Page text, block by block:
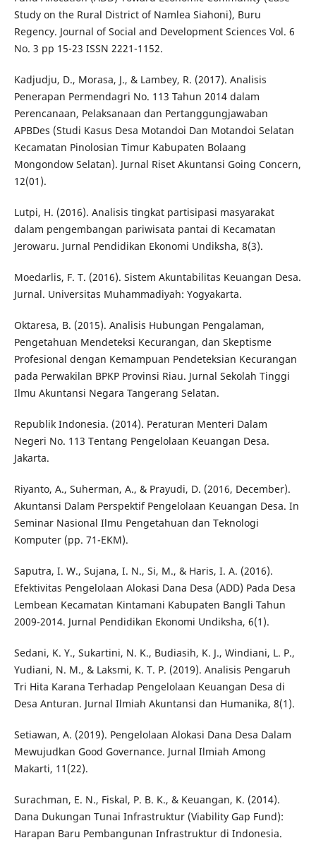
Study on the Rural District of Namlea Siahoni), Buru
Regency. Journal of Social and Development Sciences Vol. 6
No. 3 pp 15-23 ISSN 2221-1152.
Kadjudju, D., Morasa, J., & Lambey, R. (2017). Analisis
Penerapan Permendagri No. 113 Tahun 2014 dalam
Perencanaan, Pelaksanaan dan Pertanggungjawaban
APBDes (Studi Kasus Desa Motandoi Dan Motandoi Selatan
Kecamatan Pinolosian Timur Kabupaten Bolaang
Mongondow Selatan). Jurnal Riset Akuntansi Going Concern,
12(01).
Lutpi, H. (2016). Analisis tingkat partisipasi masyarakat
dalam pengembangan pariwisata pantai di Kecamatan
Jerowaru. Jurnal Pendidikan Ekonomi Undiksha, 8(3).
Moedarlis, F. T. (2016). Sistem Akuntabilitas Keuangan Desa.
Jurnal. Universitas Muhammadiyah: Yogyakarta.
Oktaresa, B. (2015). Analisis Hubungan Pengalaman,
Pengetahuan Mendeteksi Kecurangan, dan Skeptisme
Profesional dengan Kemampuan Pendeteksian Kecurangan
pada Perwakilan BPKP Provinsi Riau. Jurnal Sekolah Tinggi
Ilmu Akuntansi Negara Tangerang Selatan.
Republik Indonesia. (2014). Peraturan Menteri Dalam
Negeri No. 113 Tentang Pengelolaan Keuangan Desa.
Jakarta.
Riyanto, A., Suherman, A., & Prayudi, D. (2016, December).
Akuntansi Dalam Perspektif Pengelolaan Keuangan Desa. In
Seminar Nasional Ilmu Pengetahuan dan Teknologi
Komputer (pp. 71-EKM).
Saputra, I. W., Sujana, I. N., Si, M., & Haris, I. A. (2016).
Efektivitas Pengelolaan Alokasi Dana Desa (ADD) Pada Desa
Lembean Kecamatan Kintamani Kabupaten Bangli Tahun
2009-2014. Jurnal Pendidikan Ekonomi Undiksha, 6(1).
Sedani, K. Y., Sukartini, N. K., Budiasih, K. J., Windiani, L. P.,
Yudiani, N. M., & Laksmi, K. T. P. (2019). Analisis Pengaruh
Tri Hita Karana Terhadap Pengelolaan Keuangan Desa di
Desa Anturan. Jurnal Ilmiah Akuntansi dan Humanika, 8(1).
Setiawan, A. (2019). Pengelolaan Alokasi Dana Desa Dalam
Mewujudkan Good Governance. Jurnal Ilmiah Among
Makarti, 11(22).
Surachman, E. N., Fiskal, P. B. K., & Keuangan, K. (2014).
Dana Dukungan Tunai Infrastruktur (Viability Gap Fund):
Harapan Baru Pembangunan Infrastruktur di Indonesia.